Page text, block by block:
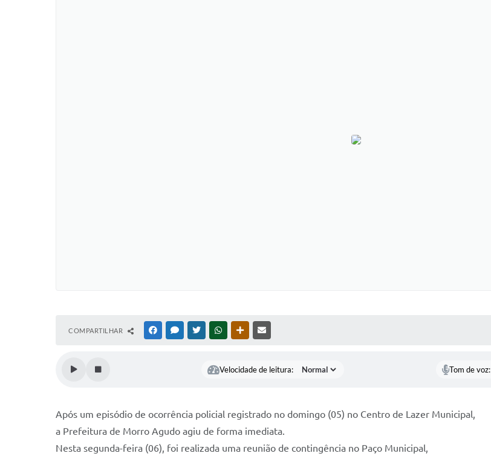
COMPARTILHAR FACEBOOKMESSENGER
TWITTERWHATSAPPOUTRAS MÍDIAS
Velocidade de leitura: Tom de voz:
Após um episódio de ocorrência policial registrado no domingo (05) no Centro de Lazer Municipal,
a Prefeitura de Morro Agudo agiu de forma imediata.
Nesta segunda-feira (06), foi realizada uma reunião de contingência no Paço Municipal,